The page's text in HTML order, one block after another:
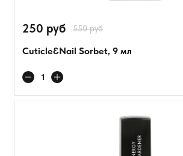
250 руб 550 руб
Cuticle&Nail Sorbet, 9 мл